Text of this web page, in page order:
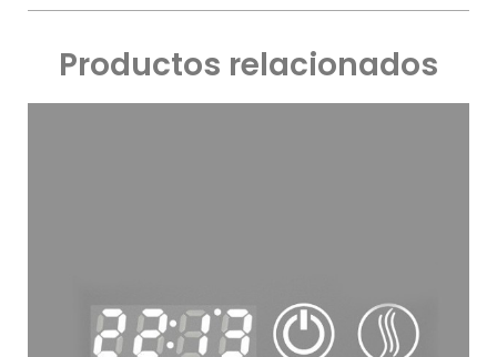
Productos relacionados